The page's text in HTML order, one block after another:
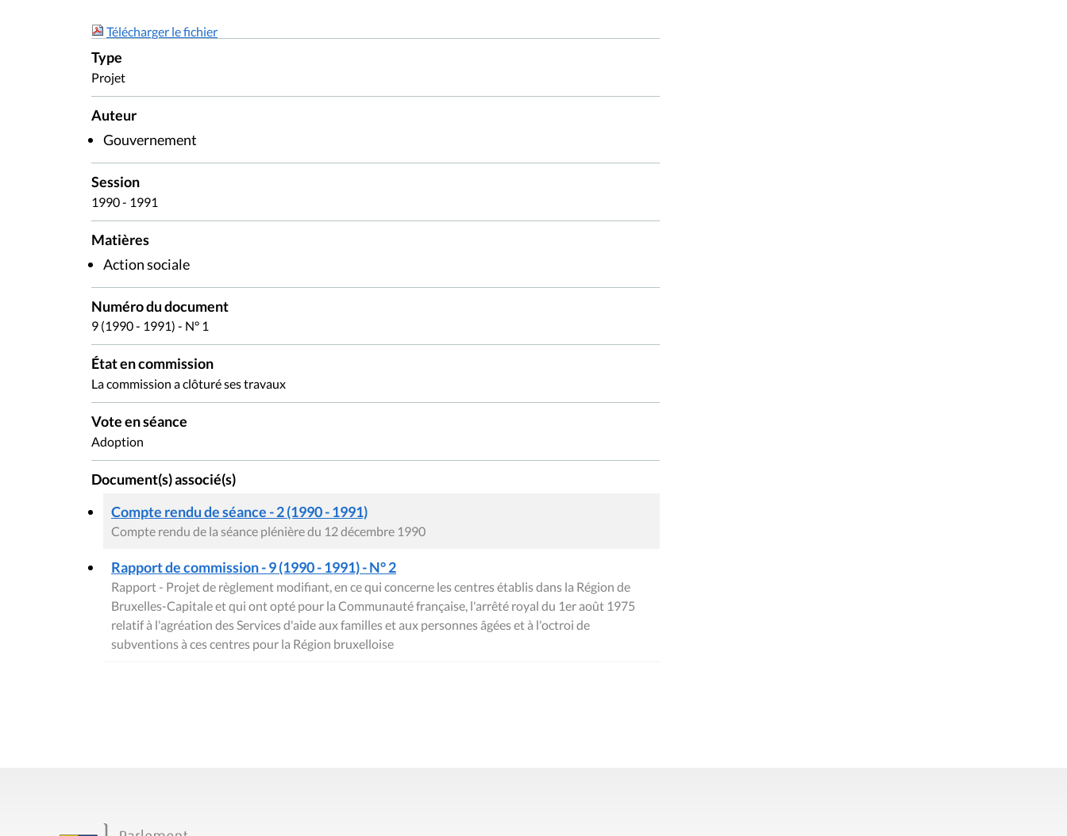
Télécharger le fichier
Type
Projet
Auteur
Gouvernement
Session
1990 - 1991
Matières
Action sociale
Numéro du document
9 (1990 - 1991) - N° 1
État en commission
La commission a clôturé ses travaux
Vote en séance
Adoption
Document(s) associé(s)
Compte rendu de séance - 2 (1990 - 1991)
Compte rendu de la séance plénière du 12 décembre 1990
Rapport de commission - 9 (1990 - 1991) - N° 2
Rapport - Projet de règlement modifiant, en ce qui concerne les centres établis dans la Région de
Bruxelles-Capitale et qui ont opté pour la Communauté française, l'arrêté royal du 1er août 1975
relatif à l'agréation des Services d'aide aux familles et aux personnes âgées et à l'octroi de
subventions à ces centres pour la Région bruxelloise